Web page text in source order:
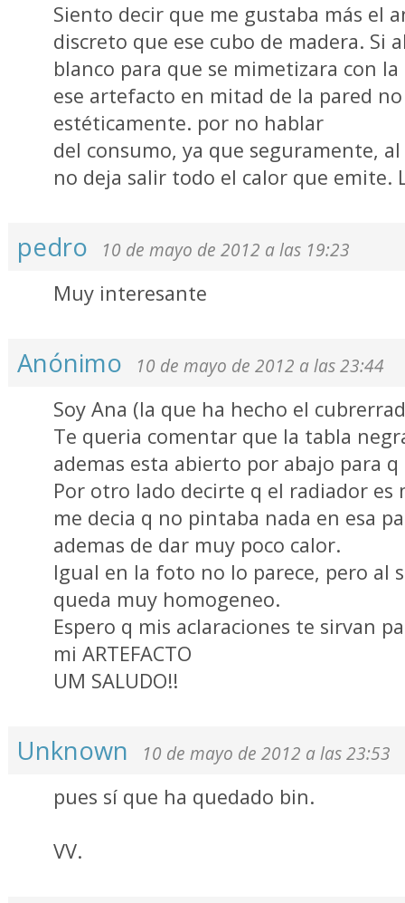
Siento decir que me gustaba más el
discreto que ese cubo de madera. Si
blanco para que se mimetizara con
ese artefacto en mitad de la pared
estéticamente. por no hablar
del consumo, ya que seguramente,
no deja salir todo el calor que emite.
pedro 10 de mayo de 2012 a las 19:23
Muy interesante
Anónimo 10 de mayo de 2012 a las 23:44
Soy Ana (la que ha hecho el
Te queria comentar que la tabla
ademas esta abierto por abajo para
Por otro lado decirte q el radiador
me decia q no pintaba nada en esa
ademas de dar muy poco calor.
Igual en la foto no lo parece, pero al
queda muy homogeneo.
Espero q mis aclaraciones te sirvan
mi ARTEFACTO
UM SALUDO!!
Unknown 10 de mayo de 2012 a las 23:53
pues sí que ha quedado bin.
VV.